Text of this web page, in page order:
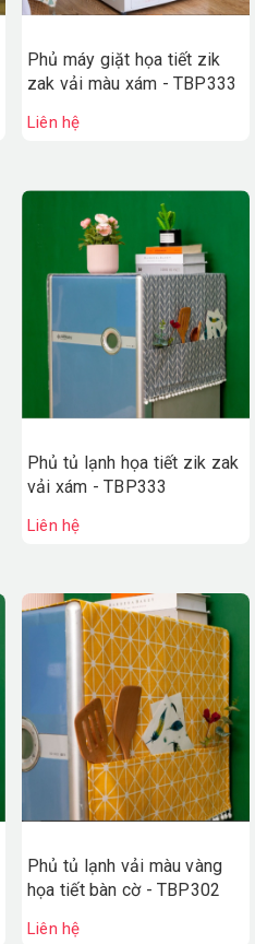
Phủ máy giặt họa tiết zik
zak vải màu xám - TBP333
Liên hệ
Phủ tủ lạnh họa tiết zik zak
vải xám - TBP333
Liên hệ
Phủ tủ lạnh vải màu vàng
họa tiết bàn cờ - TBP302
Liên hệ